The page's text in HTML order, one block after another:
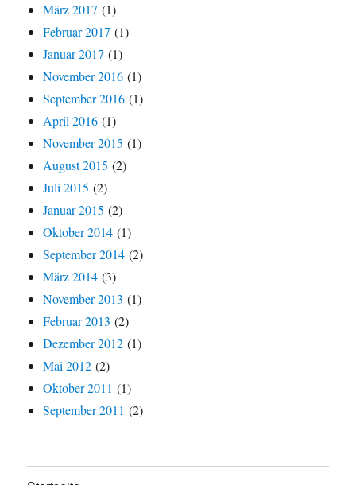
März 2017 (1)
Februar 2017 (1)
Januar 2017 (1)
November 2016 (1)
September 2016 (1)
April 2016 (1)
November 2015 (1)
August 2015 (2)
Juli 2015 (2)
Januar 2015 (2)
Oktober 2014 (1)
September 2014 (2)
März 2014 (3)
November 2013 (1)
Februar 2013 (2)
Dezember 2012 (1)
Mai 2012 (2)
Oktober 2011 (1)
September 2011 (2)